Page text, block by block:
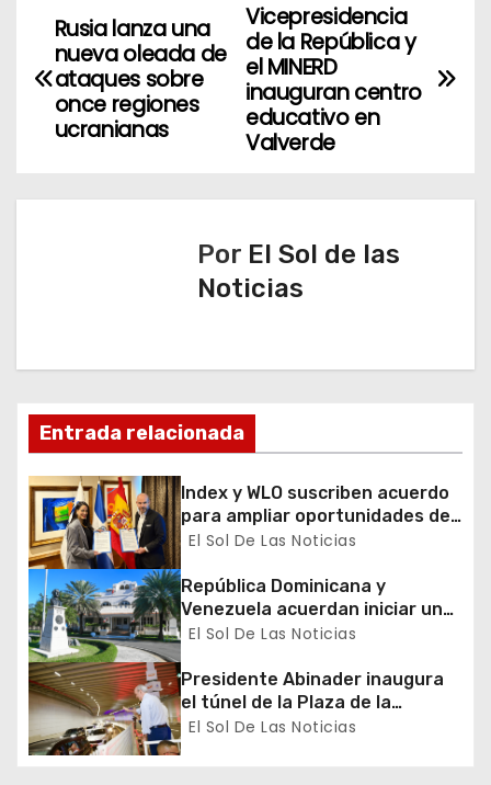
N
a
g
n
d
e
e
n
t
r
a
Vicepresidencia
de la República y
el MINERD
inauguran centro
educativo en
Valverde
Rusia lanza una
nueva oleada de
ataques sobre
once regiones
ucranianas
Por El Sol de las
Noticias
Entrada relacionada
Index y WLO suscriben acuerdo
para ampliar oportunidades de
formación de dominicanos en el
El Sol De Las Noticias
República Dominicana y
Venezuela acuerdan iniciar un
proceso de normalización
diplomáticas y consulares
El Sol De Las Noticias
Presidente Abinader inaugura
el túnel de la Plaza de la
Bandera que cambia la salida
hacia el Sur y redefine la
El Sol De Las Noticias